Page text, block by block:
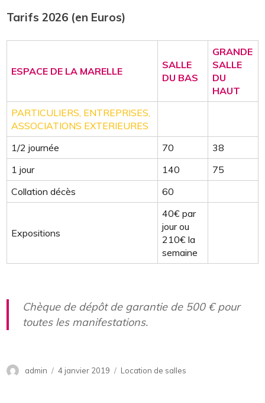
Tarifs 2026 (en Euros)
ESPACE DE LA MARELLE
SALLE
DU BAS
GRANDE
SALLE
DU
HAUT
PARTICULIERS, ENTREPRISES,
ASSOCIATIONS EXTERIEURES
1/2 journée
70
38
1 jour
140
75
Collation décès
60
Expositions
40€ par
jour ou
210€ la
semaine
Chèque de dépôt de garantie de 500 € pour
toutes les manifestations.
Publié
4 janvier 2019